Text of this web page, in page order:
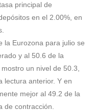
principal de
en el 2.00%, en
la Eurozona para julio se
y al 50.6 de la
un nivel de 50.3,
lectura anterior. Y en
mejor al 49.2 de la
de contracción.